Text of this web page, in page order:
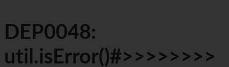
DEP0048:
util.isError()#>>>>>>>>